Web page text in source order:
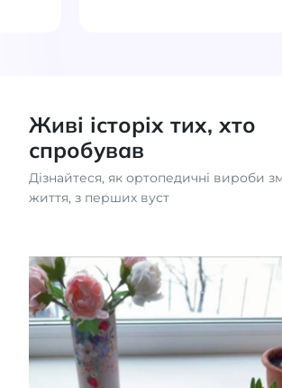
Живі історіх тих, хто
спробував
Дізнайтеся, як ортопедичні вироби
життя, з перших вуст